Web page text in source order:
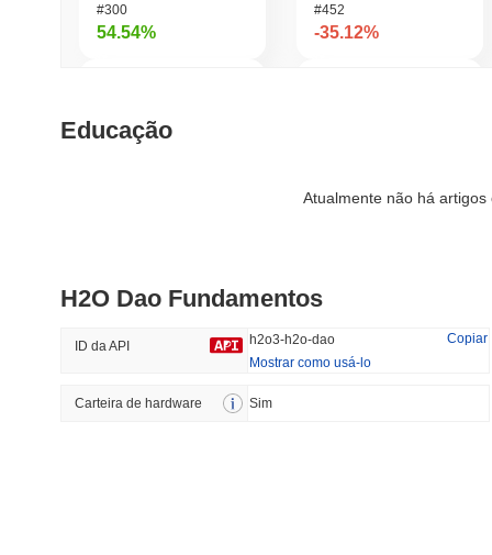
#300
54.54%
#389
#452
-35.12%
#1188
Tendências
Educação
Atualmente não há
H2O Dao Fundamentos
ID da API h2o3-h2o-dao
Copiar
Mostrar como usá-lo
Carteira de hardware Sim